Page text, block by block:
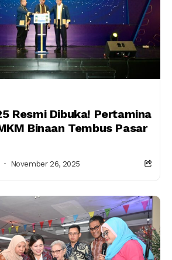
Resmi Dibuka! Pertamina
Binaan Tembus Pasar
November 26, 2025